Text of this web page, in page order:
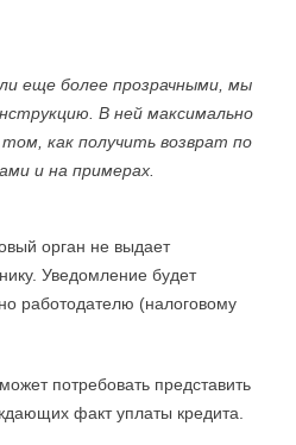
еще более прозрачными, мы
В ней максимально
как получить возврат по
и на примерах.
орган не выдает
Уведомление будет
работодателю (налоговому
потребовать представить
факт уплаты кредита.